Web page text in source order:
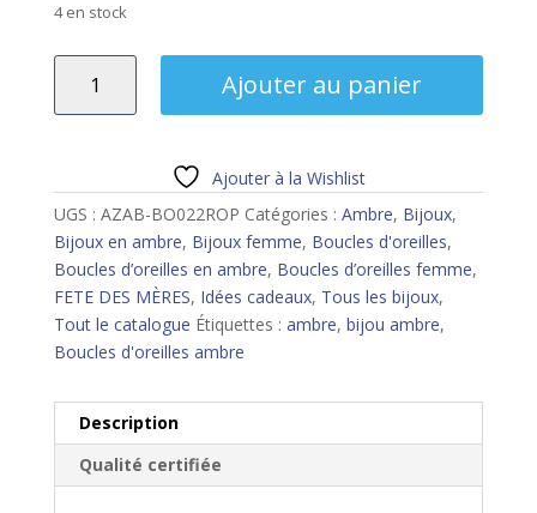
4 en stock
ambre
cognac
ovale
et
argent
rhodié
Ajouter au panier
Ajouter à la Wishlist
UGS : AZAB-BO022ROP Catégories : Ambre, Bijoux,
Bijoux en ambre, Bijoux femme, Boucles d'oreilles,
Boucles d’oreilles en ambre, Boucles d’oreilles femme,
FETE DES MÈRES, Idées cadeaux, Tous les bijoux,
Tout le catalogue Étiquettes : ambre, bijou ambre,
Boucles d'oreilles ambre
Description
Qualité certifiée